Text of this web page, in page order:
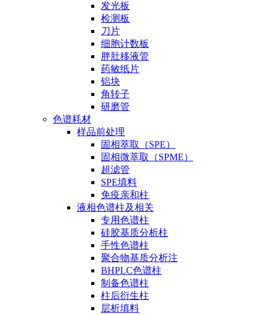
发光板
检测板
刀片
细胞计数板
胖肚移液管
药敏纸片
铝块
角转子
研磨管
色谱耗材
样品前处理
固相萃取（SPE）
固相微萃取（SPME）
超滤管
SPE填料
免疫亲和柱
液相色谱柱及相关
专用色谱柱
硅胶基质分析柱
手性色谱柱
聚合物基质分析注
BHPLC色谱柱
制备色谱柱
柱后衍生柱
层析填料